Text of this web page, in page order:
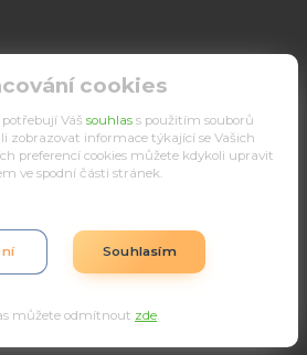
Eshop-rychle.cz
cookies
Váš souhlass použitím souborů
zobrazovat informace týkající se Vašich
preferencí cookies můžete kdykoli upravit
ve spodní části stránek.
Souhlasím
můžete odmítnout zde.